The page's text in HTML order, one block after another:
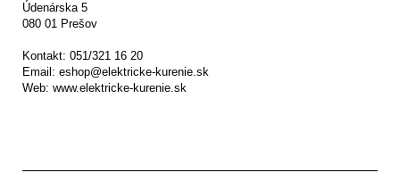
Údenárska 5
080 01 Prešov
Kontakt: 051/321 16 20
Email: eshop@elektricke-kurenie.sk
Web: www.elektricke-kurenie.sk